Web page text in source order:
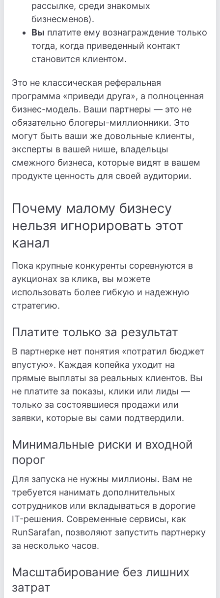
рассылке, среди знакомых
бизнесменов).
Вы платите ему вознаграждение только
тогда, когда приведенный контакт
становится клиентом.
Это не классическая реферальная
программа «приведи друга», а полноценная
бизнес-модель. Ваши партнеры — это не
обязательно блогеры-миллионники. Это
могут быть ваши же довольные клиенты,
эксперты в вашей нише, владельцы
смежного бизнеса, которые видят в вашем
продукте ценность для своей аудитории.
Почему малому бизнесу
нельзя игнорировать этот
канал
Пока крупные конкуренты соревнуются в
аукционах за клика, вы можете
использовать более гибкую и надежную
стратегию.
Платите только за результат
В партнерке нет понятия «потратил бюджет
впустую». Каждая копейка уходит на
прямые выплаты за реальных клиентов. Вы
не платите за показы, клики или лиды —
только за состоявшиеся продажи или
заявки, которые вы сами подтвердили.
Минимальные риски и входной
порог
Для запуска не нужны миллионы. Вам не
требуется нанимать дополнительных
сотрудников или вкладываться в дорогие
IT-решения. Современные сервисы, как
RunSarafan, позволяют запустить партнерку
за несколько часов.
Масштабирование без лишних
затрат